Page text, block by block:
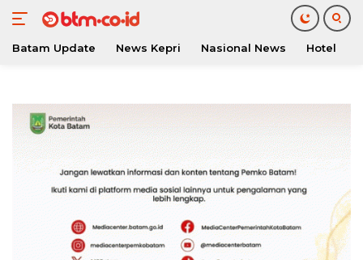
konten
Batam Update News Kepri Nasional News Hotel